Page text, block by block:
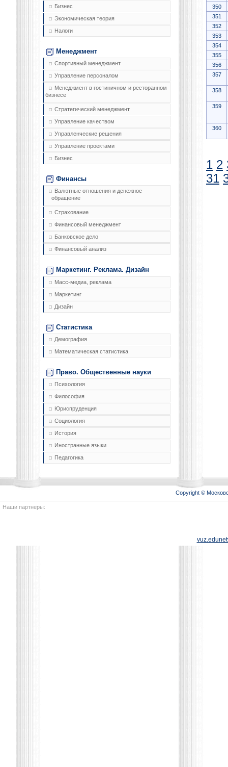
Бизнес
Экономическая теория
Налоги
Менеджмент
Спортивный менеджмент
Управление персоналом
Менеджмент в гостиничном и ресторанном
бизнесе
Стратегический менеджмент
Управление качеством
Управленческие решения
Управление проектами
Бизнес
Финансы
Валютные отношения и денежное
обращение
Страхование
Финансовый менеджмент
Банковское дело
Финансовый анализ
Маркетинг. Реклама. Дизайн
Масс-медиа, реклама
Маркетинг
Дизайн
Статистика
Демография
Математическая статистика
Право. Общественные науки
Психология
Философия
Юриспруденция
Социология
История
Иностранные языки
Педагогика
350
351
352
353
354
355
356
357
358
359
360
1 2
31
Copyright ©
Наши партнеры: